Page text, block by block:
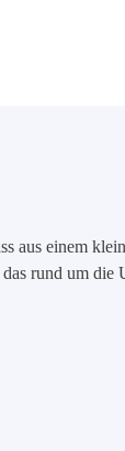
aus einem
rund um die